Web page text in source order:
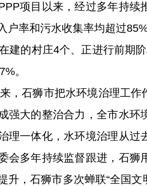
项目以来，经过多年持
户率和污水收集率均超过
建的村庄4个、正进行前期
。
石狮市把水环境治理工作
强大的整治合力，全市水
理一体化，水环境治理从
会多年持续监督跟进，石
升，石狮市多次蝉联“全国文